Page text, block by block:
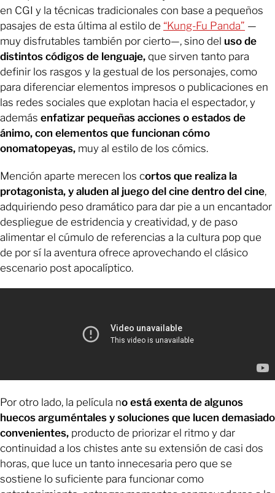
en CGI y la técnicas tradicionales con base a pequeños
pasajes de esta última al estilo de “Kung-Fu Panda” —
muy disfrutables también por cierto—, sino del uso de
distintos códigos de lenguaje, que sirven tanto para
definir los rasgos y la gestual de los personajes, como
para diferenciar elementos impresos o publicaciones en
las redes sociales que explotan hacia el espectador, y
además enfatizar pequeñas acciones o estados de
ánimo, con elementos que funcionan cómo
onomatopeyas, muy al estilo de los cómics.
Mención aparte merecen los cortos que realiza la
protagonista, y aluden al juego del cine dentro del cine,
adquiriendo peso dramático para dar pie a un encantador
despliegue de estridencia y creatividad, y de paso
alimentar el cúmulo de referencias a la cultura pop que
de por sí la aventura ofrece aprovechando el clásico
escenario post apocalíptico.
Por otro lado, la película no está exenta de algunos
huecos arguméntales y soluciones que lucen demasiado
convenientes, producto de priorizar el ritmo y dar
continuidad a los chistes ante su extensión de casi dos
horas, que luce un tanto innecesaria pero que se
sostiene lo suficiente para funcionar como